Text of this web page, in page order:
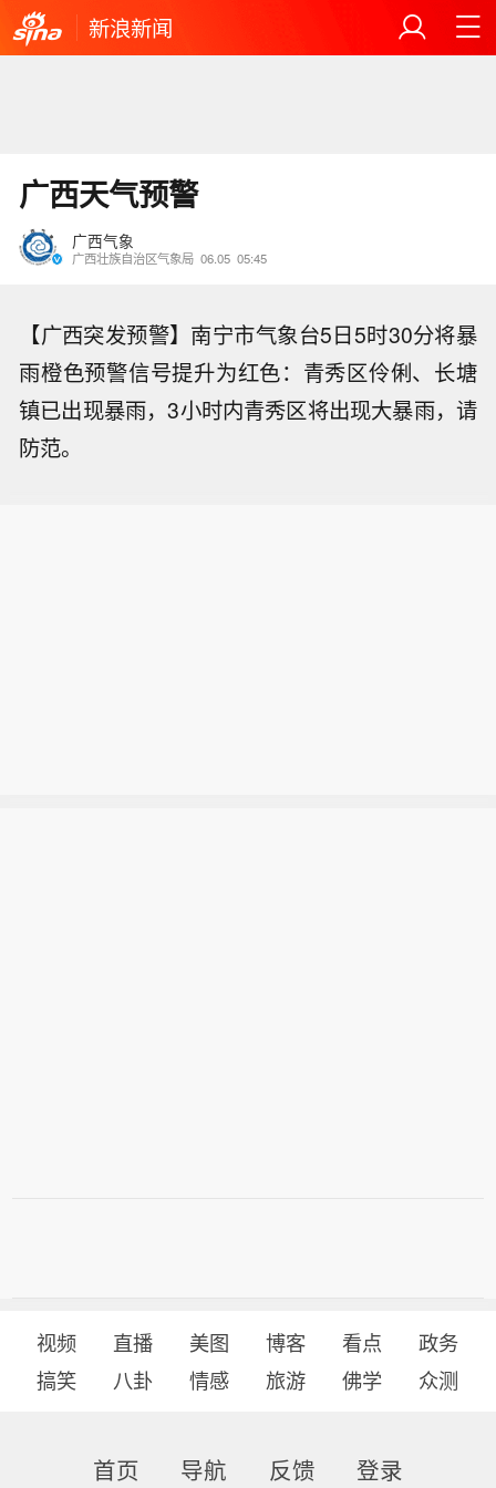
新浪新闻
广西天气预警
广西气象
广西壮族自治区气象局 06.05 05:45
【广西突发预警】南宁市气象台5日5时30分将暴
雨橙色预警信号提升为红色：青秀区伶俐、长塘
镇已出现暴雨，3小时内青秀区将出现大暴雨，请
防范。
视频 直播 美图 博客 看点
政务
搞笑
八卦 情感 旅游 佛学 众测
首页 导航 反馈 登录